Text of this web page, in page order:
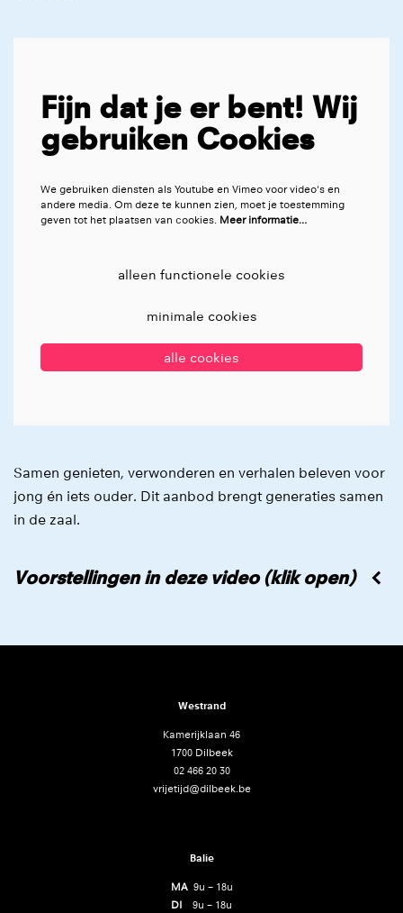
Fijn dat je er bent! Wij
gebruiken Cookies
We gebruiken diensten als Youtube en Vimeo voor video's en
andere media. Om deze te kunnen zien, moet je toestemming
geven tot het plaatsen van cookies. Meer informatie…
alleen functionele cookies
minimale cookies
alle cookies
Samen genieten, verwonderen en verhalen beleven voor
jong én iets ouder. Dit aanbod brengt generaties samen
in de zaal.
Voorstellingen in deze video (klik open)
Westrand
Kamerijklaan 46
1700 Dilbeek
02 466 20 30
vrijetijd@dilbeek.be
Balie
MA 9u – 18u
DI 9u – 18u